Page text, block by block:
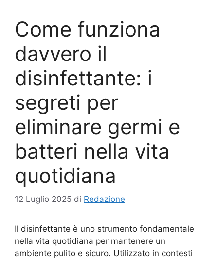
Come funziona
davvero il
disinfettante: i
segreti per
eliminare germi e
batteri nella vita
quotidiana
12 Luglio 2025 di Redazione
Il disinfettante è uno strumento fondamentale
nella vita quotidiana per mantenere un
ambiente pulito e sicuro. Utilizzato in contesti